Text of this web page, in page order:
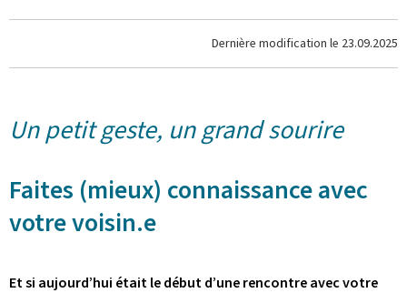
Dernière modification le 23.09.2025
Un petit geste, un grand sourire
Faites (mieux) connaissance avec
votre voisin.e
Et si aujourd’hui était le début d’une rencontre avec votre